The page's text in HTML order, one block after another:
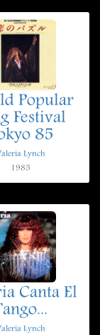
Popular
Festival
85
Lynch
1985
Canta El
Lynch